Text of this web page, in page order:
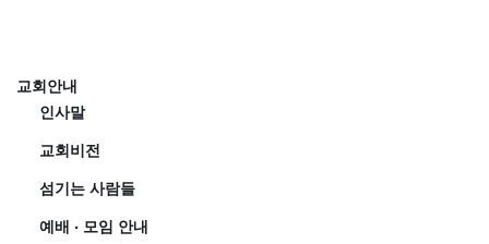
교회안내
인사말
교회비전
섬기는 사람들
예배 · 모임 안내